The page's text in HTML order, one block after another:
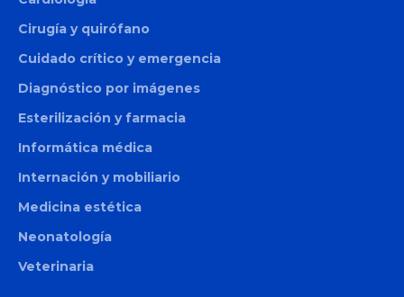
Cirugía y quirófano
Cuidado crítico y emergencia
Diagnóstico por imágenes
Esterilización y farmacia
Informática médica
Internación y mobiliario
Medicina estética
Neonatología
Veterinaria